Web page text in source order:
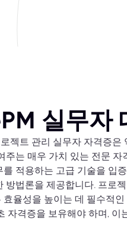
실무자
젝트 관리 실무자 자격증은
주는 매우 가치 있는 전문
적용하는 고급 기술을 입
방법론을 제공합니다. 프로
율성을 높이는 데 필수적
자격증을 보유해야 하며, 이